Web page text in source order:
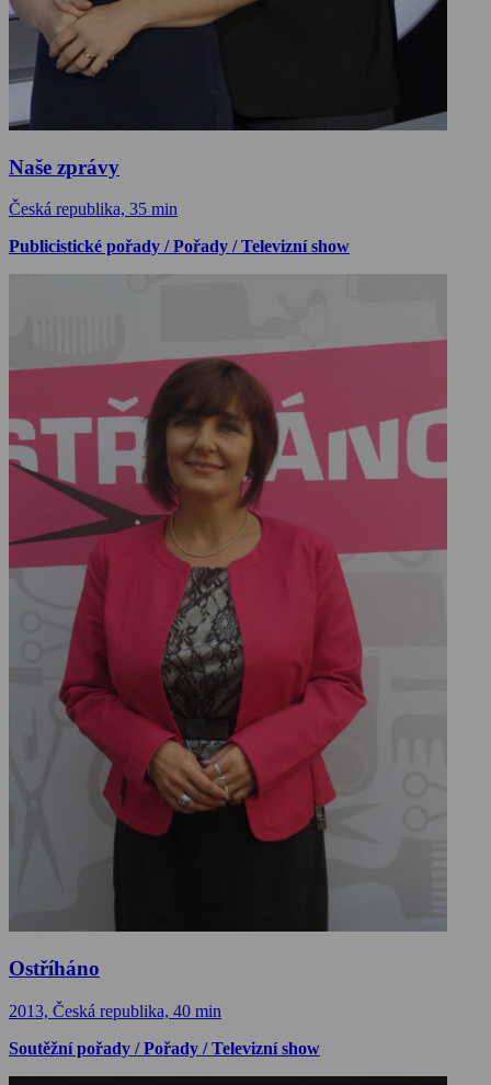
Naše zprávy
Česká republika, 35 min
Publicistické pořady / Pořady / Televizní show
Ostříháno
2013, Česká republika, 40 min
Soutěžní pořady / Pořady / Televizní show